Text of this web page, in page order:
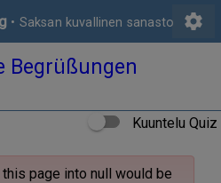
• Saksan kuvallinen sanasto settings
Begrüßungen
Kuuntelu Quiz
this page into null would be